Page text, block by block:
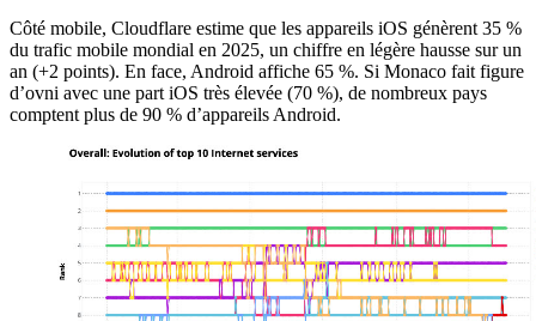
Côté mobile, Cloudflare estime que les appareils iOS génèrent 35 %
du trafic mobile mondial en 2025, un chiffre en légère hausse sur un
an (+2 points). En face, Android affiche 65 %. Si Monaco fait figure
d’ovni avec une part iOS très élevée (70 %), de nombreux pays
comptent plus de 90 % d’appareils Android.